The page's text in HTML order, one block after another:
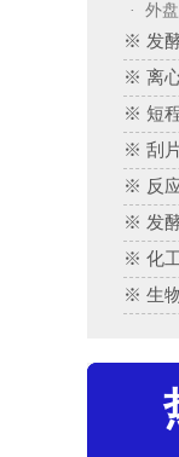
· 外
※ 发
※ 短
※ 刮
※ 反
※ 化
※ 生